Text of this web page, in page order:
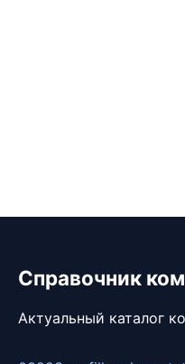
Справочник
Актуальный каталог